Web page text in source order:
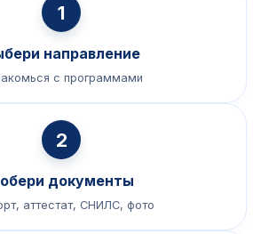
1
направление
с программами
2
документы
аттестат, СНИЛС, фото